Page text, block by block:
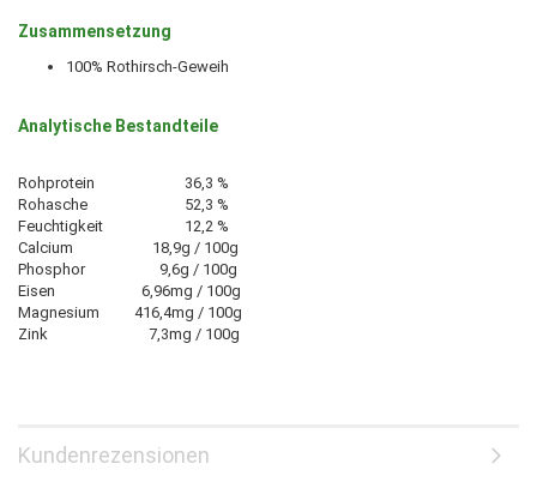
Zusammensetzung
100% Rothirsch-Geweih
Analytische Bestandteile
Rohprotein
36,3 %
Rohasche
52,3 %
Feuchtigkeit
12,2 %
Calcium
18,9g / 100g
Phosphor
9,6g / 100g
Eisen
6,96mg / 100g
Magnesium
416,4mg / 100g
Zink
7,3mg / 100g
Kundenrezensionen